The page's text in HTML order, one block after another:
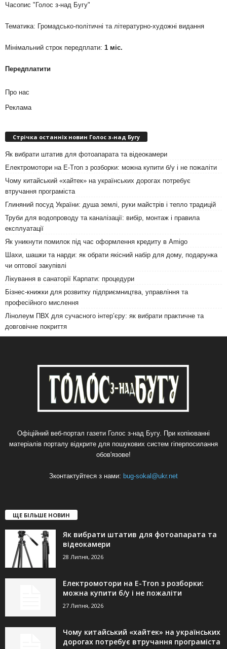
Часопис "Голос з-над Бугу"
Тематика: Громадсько-політичні та літературно-художні видання
Мінімальний строк передплати: 1 міс.
Передплатити
Про нас
Реклама
Стрічка останніх новин Голос з-над Бугу
Як вибрати штатив для фотоапарата та відеокамери
Електромотори на E-Tron з розборки: можна купити б/у і не пожаліти
Чому китайський «хайтек» на українських дорогах потребує
втручання програміста
Глиняний посуд України: душа землі, руки майстрів і тепло традицій
Труби для водопроводу та каналізації: вибір, монтаж і правила
експлуатації
Як уникнути помилок під час оформлення кредиту в Amigo
Шахи, шашки та нарди: як обрати якісний набір для дому, подарунка
чи оптової закупівлі
Лікування в санаторії Карпати: процедури
Бізнес-книжки для розвитку підприємництва, управління та
професійного мислення
Лінолеум ПВХ для сучасного інтер’єру: як вибрати практичне та
довговічне покриття
Офіційний веб-портал газети Голос з-над Бугу. При копіюванні
матеріалів порталу відкрите для пошукових систем гіперпосилання
обов'язове!
Зконтактуйтеся з нами: bug-sokal@ukr.net
ЩЕ БІЛЬШЕ НОВИН
Як вибрати штатив для фотоапарата та
відеокамери
28 Липня, 2026
Електромотори на E-Tron з розборки:
можна купити б/у і не пожаліти
27 Липня, 2026
Чому китайський «хайтек» на українських
дорогах потребує втручання програміста